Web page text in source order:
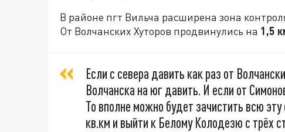
В районе пгт Вильча расширена зона
От Волчанских Хуторов продвинулись на 1,5
Если с севера давить как раз от
Волчанска на юг давить. И если от
То вполне можно будет зачистить всю
кв.км и выйти к Белому Колодезю с трёх